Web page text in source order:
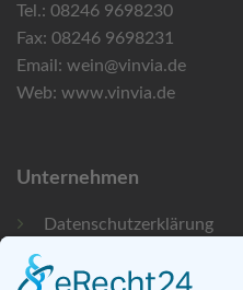
Tel.: 08246 9698230
Fax: 08246 9698231
Email: wein@vinvia.de
Web: www.vinvia.de
Unternehmen
Datenschutzerklärung
Bildnachweise